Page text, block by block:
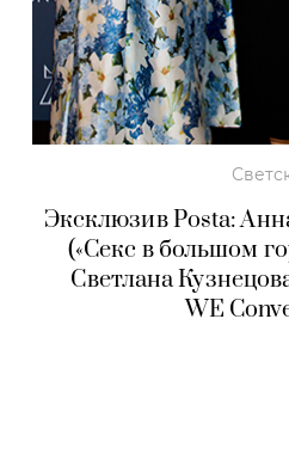
Эксклюзив Posta:
(«Секс в большом
Светлана
WE